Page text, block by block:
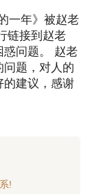
一年》被赵老
链接到赵老
惑问题。 赵老
问题，对人的
的建议，感谢